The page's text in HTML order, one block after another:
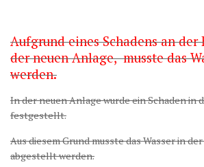
Aufgrund eines Schadens an
der neuen Anlage, musste das
werden.
In der neuen Anlage wurde ein Schaden in
festgestellt.
Aus diesem Grund musste das Wasser in
abgestellt werden.